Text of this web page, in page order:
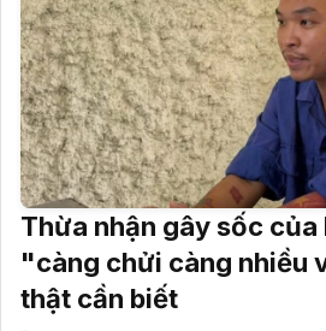
Thừa nhận gây sốc của
"càng chửi càng nhiều
thật cần biết